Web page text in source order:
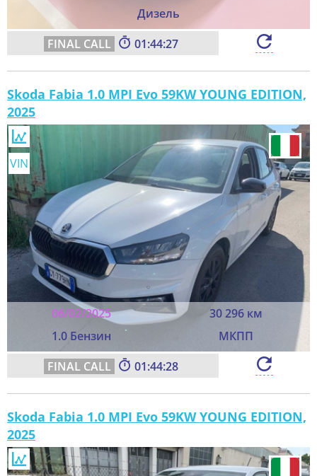
Дизель
01:44:25
Skoda Fabia 1.0 MPI Evo 59KW YOUNG EDITION,
2025
06/02/2025
30 296 км
1.0 Бензин
МКПП
VIN
01:44:26
Skoda Fabia 1.0 MPI Evo 59KW YOUNG EDITION,
2025